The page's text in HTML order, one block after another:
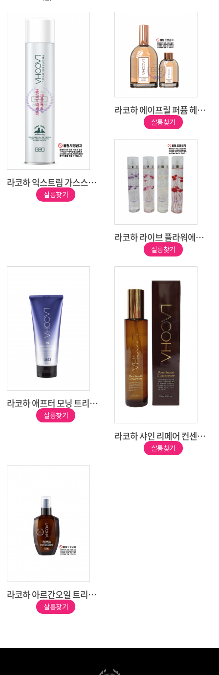
라코하 익스트림 가스스프레이
살롱찾기
라코하 에이프릴 퍼퓸 헤어 오일
살롱찾기
라코하 라이브 플라워에센스 120ml
살롱찾기
라코하 애프터 모닝 트리트먼트 200g
살롱찾기
라코하 샤인 리페어 컨센트레이트 오일 120ml
살롱찾기
라코하 아르간오일 트리트먼트 110ml
살롱찾기